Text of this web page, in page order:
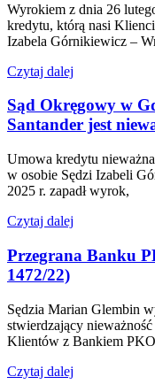
Wyrokiem z dnia 26
kredytu, którą nasi
Izabela Górnikiewicz –
Czytaj dalej
Sąd Okręgowy w
Santander jest
Umowa kredytu
w osobie Sędzi Izabeli
2025 r. zapadł wyrok,
Czytaj dalej
Przegrana Banku
1472/22)
Sędzia Marian Glembin
stwierdzający
Klientów z Bankiem PKO
Czytaj dalej